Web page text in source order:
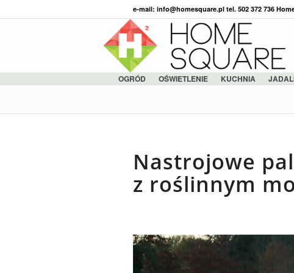
e-mail: info@homesquare.pl tel. 502 372 736
OGRÓD OŚWIETLENIE KUCHNIA
Nastrojowe
z roślinnym